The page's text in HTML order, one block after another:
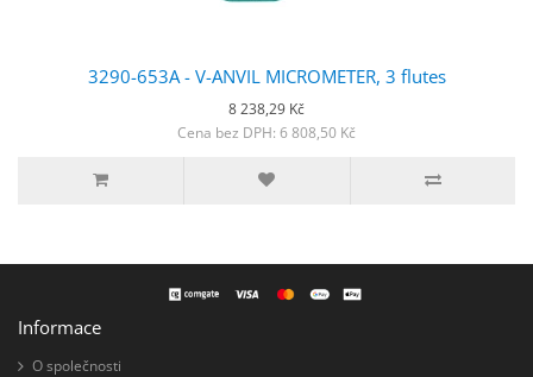
3290-653A - V-ANVIL MICROMETER, 3 flutes
8 238,29 Kč
Cena bez DPH: 6 808,50 Kč
Informace
O společnosti